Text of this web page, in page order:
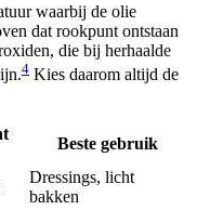
waarbij de olie
dat rookpunt ontstaan
die bij herhaalde
4 Kies daarom altijd de
Beste gebruik
Dressings, licht
bakken